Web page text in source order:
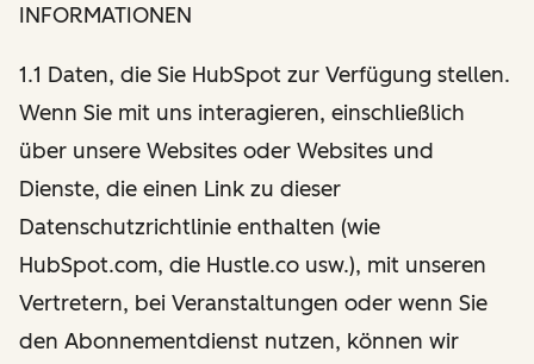
INFORMATIONEN
1.1 Daten, die Sie HubSpot zur Verfügung stellen.
Wenn Sie mit uns interagieren, einschließlich
über unsere Websites oder Websites und
Dienste, die einen Link zu dieser
Datenschutzrichtlinie enthalten (wie
HubSpot.com, die Hustle.co usw.), mit unseren
Vertretern, bei Veranstaltungen oder wenn Sie
den Abonnementdienst nutzen, können wir